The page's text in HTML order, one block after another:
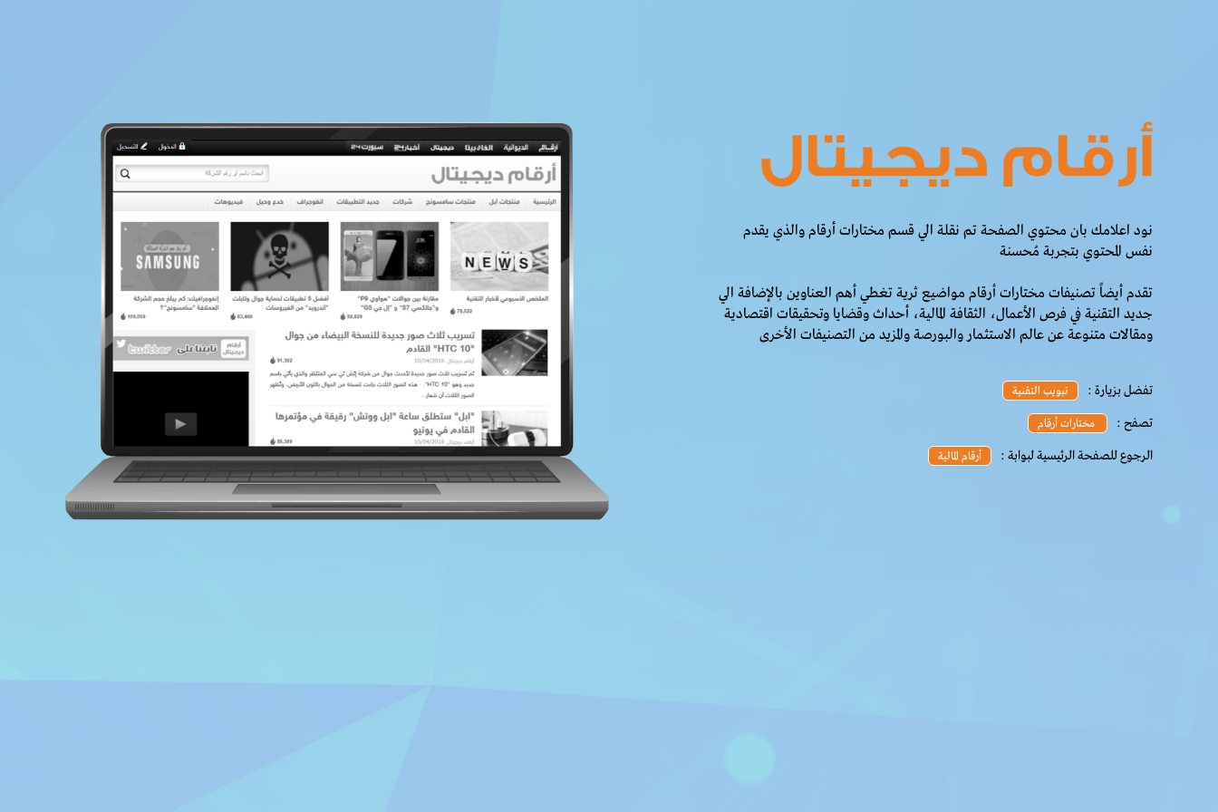
نود اعلامك بان محتوي الصفحة تم نقلة الي قسم مختارات أرقام والذي يقدم
نفس المحتوي بتجربة مُحسنة
تقدم أيضاً تصنيفات مختارات أرقام مواضيع ثرية تغطي أهم العناوين بالإضافة الي
جديد التقنية في فرص الأعمال، الثقافة المالية، أحداث وقضايا وتحقيقات اقتصادية
ومقالات متنوعة عن عالم الاستثمار والبورصة والمزيد من التصنيفات الأخرى
تفضل بزيارة : تبويب التقنية
تصفح : مختارات أرقام
الرجوع للصفحة الرئيسية لبوابة : أرقام المالية